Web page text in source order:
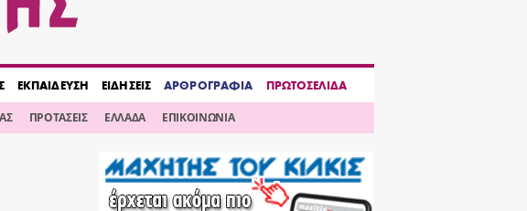
ΕΚΠΑΙΔΕΥΣΗ ΕΙΔΗΣΕΙΣ ΑΡΘΡΟΓΡΑΦΙΑ ΠΡΩΤΟΣΕΛΙΔΑ
ΠΡΟΤΑΣΕΙΣ ΕΛΛΑΔΑ ΕΠΙΚΟΙΝΩΝΙΑ